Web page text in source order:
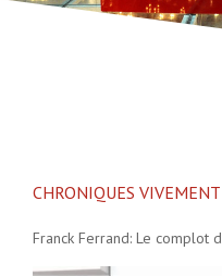
CHRONIQUES
Franck Ferrand: Le complot